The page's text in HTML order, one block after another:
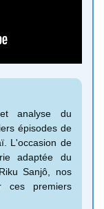
analyse du
épisodes de
L'occasion de
adaptée du
Sanjô, nos
ces premiers